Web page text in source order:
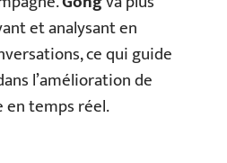
et analysant en
ce qui guide
l’amélioration de
temps réel.